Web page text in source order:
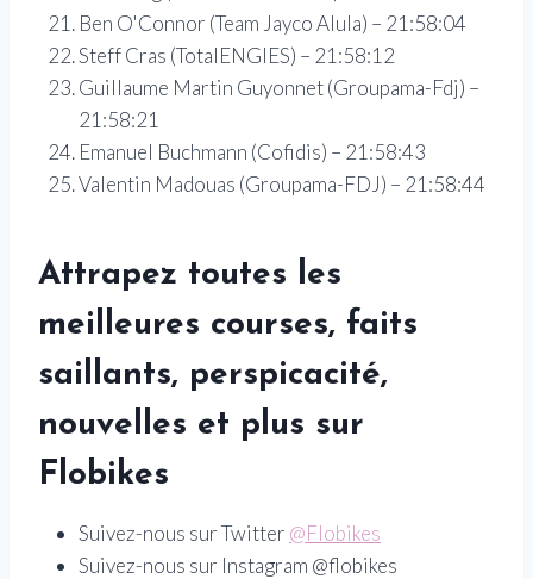
Ben O'Connor (Team Jayco Alula) – 21:58:04
Steff Cras (TotalENGIES) – 21:58:12
Guillaume Martin Guyonnet (Groupama-Fdj) –
21:58:21
Emanuel Buchmann (Cofidis) – 21:58:43
Valentin Madouas (Groupama-FDJ) – 21:58:44
Attrapez toutes les
meilleures courses, faits
saillants, perspicacité,
nouvelles et plus sur
Flobikes
Suivez-nous sur Twitter @Flobikes
Suivez-nous sur Instagram @flobikes